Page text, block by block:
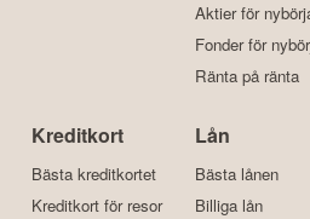
Aktier för
Fonder för
Ränta på ränta
Kreditkort
Bästa kreditkortet
Kreditkort för resor
Lån
Bästa lånen
Billiga lån